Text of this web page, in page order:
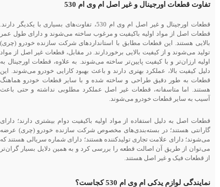
تفاوت قطعات اورجینال و غیر اصل ام وی ام 530
قطعات اورجینال و غیر اصل ام وی ام 530، تفاوت‌های بسیاری با یکدیگر دارند.
قطعات اصل از مواد اولیه باکیفیت و مرغوب ساخته می‌شوند و دارای طول عمر
بالایی هستند. این قطعات مطابق با استانداردهای شرکت سازنده خودرو (چری)
تولید می‌شوند و از کیفیت بالایی برخوردارند. در مقابل، قطعات غیر اصل از مواد
اولیه ارزان‌تر و با کیفیت پایین‌تر ساخته می‌شوند. به علاوه، قطعات اورجینال به
دلیل کیفیت بالا، عملکرد بهتری دارند و باعث بهبود کارایی خودرو می‌شوند. این
قطعات به طور دقیق طراحی و ساخته شده و با سایر قطعات خودرو هماهنگ
هستند. اما متاسفانه، قطعات غیر اصل عملکرد مطلوبی نداشته و حتی باعث
آسیب به سایر قطعات خودرو می‌شوند.
قطعات اصل به دلیل استفاده از مواد اولیه باکیفیت دوام بیشتری دارند؛ دارای
گارانتی هستند؛ در بسته‌بندی‌های مخصوص شرکت سازنده خودرو (چری) عرضه
می‌شوند؛ دارای علامت تجاری تولیدکننده هستند؛ دارای شماره سریالی هستند که
می‌توان از طریق آن اصالت قطعه را بررسی کرد و به همین دلایل بسیار گران‌تر
از قطعات فیک و غیر اصل هستند.
نمایندگی لوازم یدکی ام وی ام 530 کجاست؟